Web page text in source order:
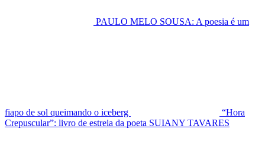
PAULO MELO SOUSA: A poesia é um
fiapo de sol queimando o iceberg
“Hora
Crepuscular”: livro de estreia da poeta SUIANY TAVARES